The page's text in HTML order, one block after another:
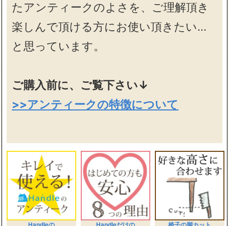
たアンティークのよさを、ご理解頂き
楽しんで頂ける方にお使い頂きたい…
と思っています。
ご購入前に、ご覧下さい↓
>>アンティークの特徴について